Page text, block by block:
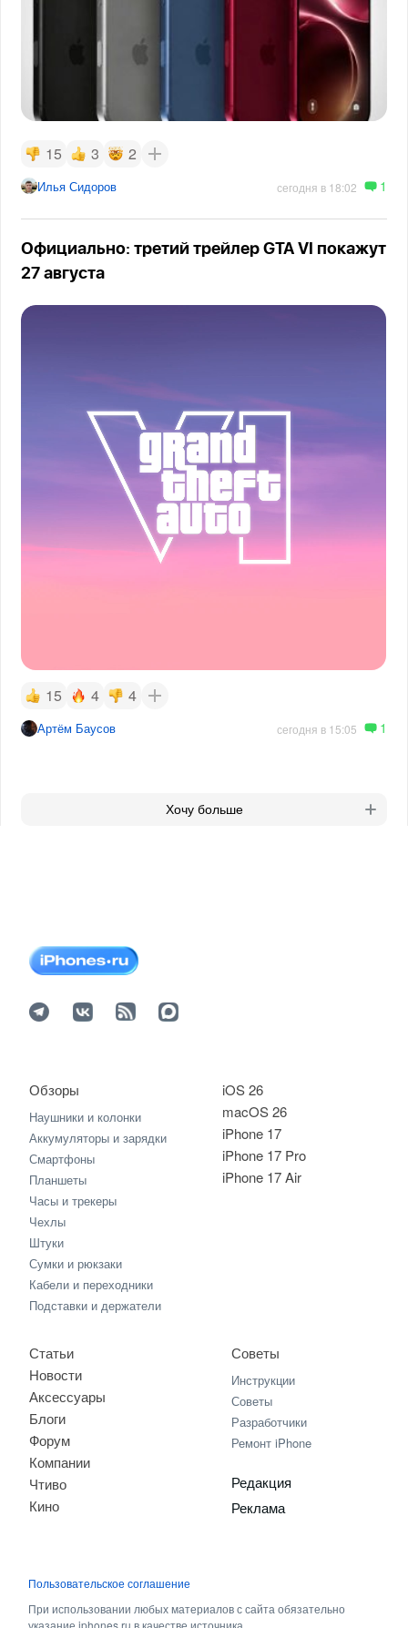
15 3 2
Илья Сидоров сегодня в 18:02 1
Официально: третий трейлер GTA VI покажут
27 августа
15 4 4
Артём Баусов сегодня в 15:05 1
Хочу больше
iOS 26
macOS 26
iPhone 17
iPhone 17 Pro
iPhone 17 Air
Обзоры
Наушники и колонки
Аккумуляторы и зарядки
Смартфоны
Планшеты
Часы и трекеры
Чехлы
Штуки
Сумки и рюкзаки
Кабели и переходники
Подставки и держатели
Статьи
Новости
Аксессуары
Блоги
Форум
Компании
Чтиво
Кино
Советы
Инструкции
Советы
Разработчики
Ремонт iPhone
Редакция
Реклама
Пользовательское соглашение
При использовании любых материалов с сайта обязательно